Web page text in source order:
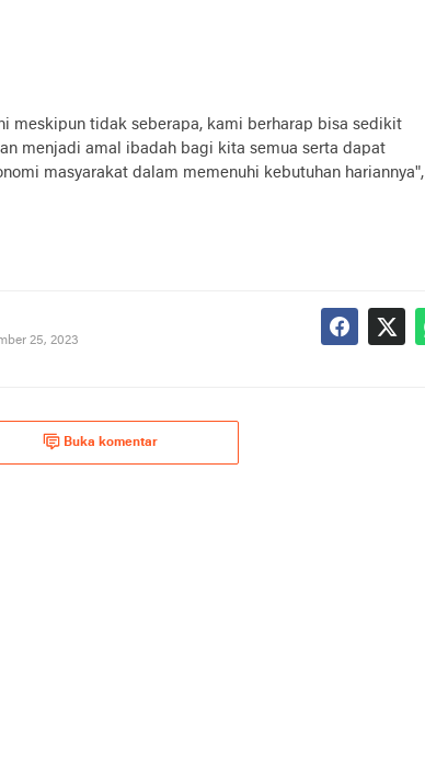
meskipun tidak seberapa, kami berharap bisa sedikit
menjadi amal ibadah bagi kita semua serta dapat
masyarakat dalam memenuhi kebutuhan hariannya",
25, 2023
Buka komentar